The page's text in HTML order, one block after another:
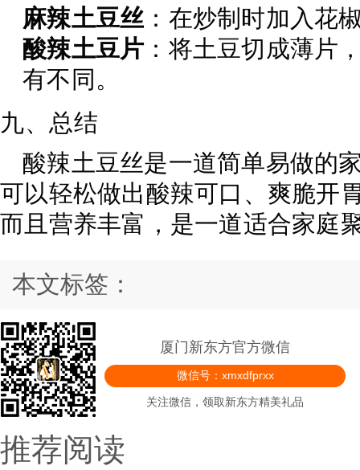
麻辣土豆丝 ：在炒制时加入花
酸辣土豆片 ：将土豆切成薄片
有不同。
九、总结
酸辣土豆丝是一道简单易做的
可以轻松做出酸辣可口、爽脆开
而且营养丰富，是一道适合家庭
本文标签：
厦门新东方官方微信
微信号：xmxdfprxx
关注微信，领取新东方精美礼品
推荐阅读